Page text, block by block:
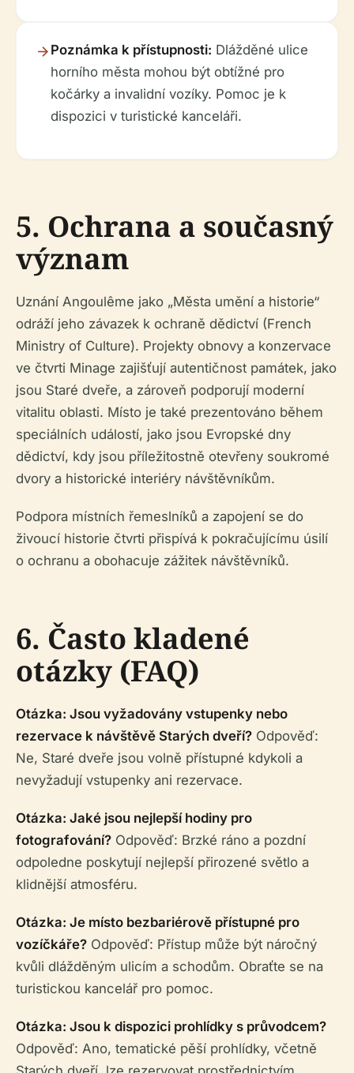
Poznámka k přístupnosti: Dlážděné ulice
horního města mohou být obtížné pro
kočárky a invalidní vozíky. Pomoc je k
dispozici v turistické kanceláři.
5. Ochrana a současný
význam
Uznání Angoulême jako „Města umění a historie“
odráží jeho závazek k ochraně dědictví (French
Ministry of Culture). Projekty obnovy a konzervace
ve čtvrti Minage zajišťují autentičnost památek, jako
jsou Staré dveře, a zároveň podporují moderní
vitalitu oblasti. Místo je také prezentováno během
speciálních událostí, jako jsou Evropské dny
dědictví, kdy jsou příležitostně otevřeny soukromé
dvory a historické interiéry návštěvníkům.
Podpora místních řemeslníků a zapojení se do
živoucí historie čtvrti přispívá k pokračujícímu úsilí
o ochranu a obohacuje zážitek návštěvníků.
6. Často kladené
otázky (FAQ)
Otázka: Jsou vyžadovány vstupenky nebo
rezervace k návštěvě Starých dveří? Odpověď:
Ne, Staré dveře jsou volně přístupné kdykoli a
nevyžadují vstupenky ani rezervace.
Otázka: Jaké jsou nejlepší hodiny pro
fotografování? Odpověď: Brzké ráno a pozdní
odpoledne poskytují nejlepší přirozené světlo a
klidnější atmosféru.
Otázka: Je místo bezbariérově přístupné pro
vozíčkáře? Odpověď: Přístup může být náročný
kvůli dlážděným ulicím a schodům. Obraťte se na
turistickou kancelář pro pomoc.
Otázka: Jsou k dispozici prohlídky s průvodcem?
Odpověď: Ano, tematické pěší prohlídky, včetně